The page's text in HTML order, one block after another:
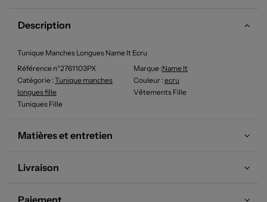
Description
Tunique Manches Longues Name It Ecru
Référence n°2761103PX
Marque :Name It
Catégorie : Tunique manches
longues fille
Couleur : ecru
Vêtements Fille
Tuniques Fille
Matières et entretien
Livraison
Paiement